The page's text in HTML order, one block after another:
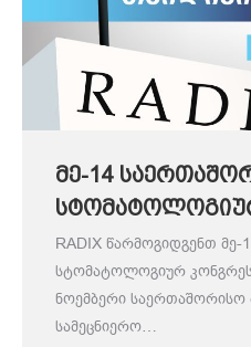
მე-14
RADIX წარმოგიდგენთ
სტომატოლოგიურ
ნოემბერი საერთაშორისო
სამეცნიერო…